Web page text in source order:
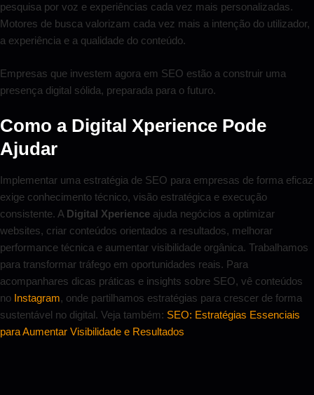
pesquisa por voz e experiências cada vez mais personalizadas.
Motores de busca valorizam cada vez mais a intenção do utilizador,
a experiência e a qualidade do conteúdo.
Empresas que investem agora em SEO estão a construir uma
presença digital sólida, preparada para o futuro.
Como a Digital Xperience Pode
Ajudar
Implementar uma estratégia de SEO para empresas de forma eficaz
exige conhecimento técnico, visão estratégica e execução
consistente. A Digital Xperience ajuda negócios a optimizar
websites, criar conteúdos orientados a resultados, melhorar
performance técnica e aumentar visibilidade orgânica. Trabalhamos
para transformar tráfego em oportunidades reais. Para
acompanhares dicas práticas e insights sobre SEO, vê conteúdos
no Instagram, onde partilhamos estratégias para crescer de forma
sustentável no digital. Veja também: SEO: Estratégias Essenciais
para Aumentar Visibilidade e Resultados